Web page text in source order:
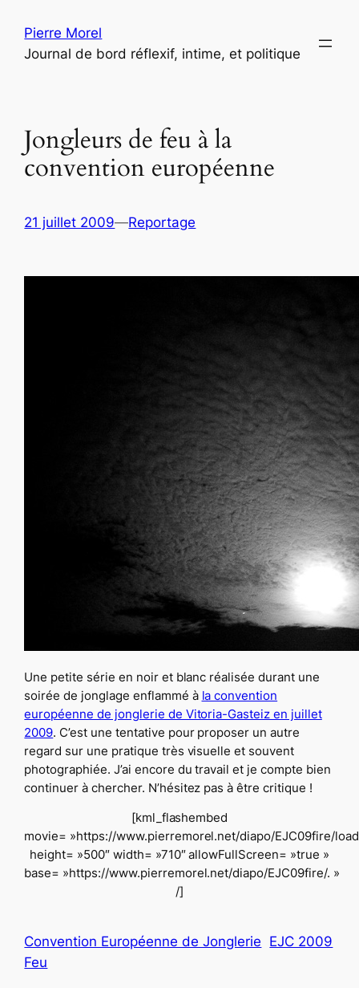
contenu
Pierre Morel
Journal de bord réflexif, intime, et politique
Jongleurs de feu à la
convention européenne
21 juillet 2009—Reportage
Une petite série en noir et blanc réalisée durant une
soirée de jonglage enflammé à la convention
européenne de jonglerie de Vitoria-Gasteiz en juillet
2009. C’est une tentative pour proposer un autre
regard sur une pratique très visuelle et souvent
photographiée. J’ai encore du travail et je compte bien
continuer à chercher. N’hésitez pas à être critique !
[kml_flashembed
movie= »https://www.pierremorel.net/diapo/EJC09fire/
height= »500″ width= »710″ allowFullScreen= »true »
base= »https://www.pierremorel.net/diapo/EJC09fire/. »
/]
Convention Européenne de Jonglerie EJC 2009
Feu